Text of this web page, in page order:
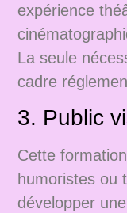
expérience
La seule
cadre
3. Public
Cette
humoristes ou
développer